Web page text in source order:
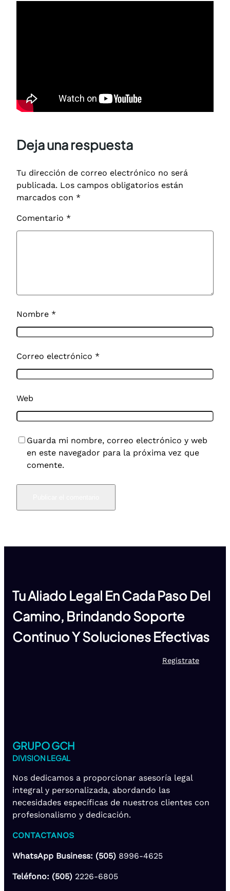
Deja una respuesta
Tu dirección de correo electrónico no será
publicada. Los campos obligatorios están
marcados con *
Comentario *
Nombre *
Correo electrónico *
Web
Guarda mi nombre, correo electrónico y web
en este navegador para la próxima vez que
comente.
Tu Aliado Legal En Cada Paso Del
Camino, Brindando Soporte
Continuo Y Soluciones Efectivas
Registrate
GRUPO GCH
DIVISION LEGAL
Nos dedicamos a proporcionar asesoría legal
integral y personalizada, abordando las
necesidades específicas de nuestros clientes con
profesionalismo y dedicación.
CONTACTANOS
WhatsApp Business: (505) 8996-4625
Teléfono: (505) 2226-6805